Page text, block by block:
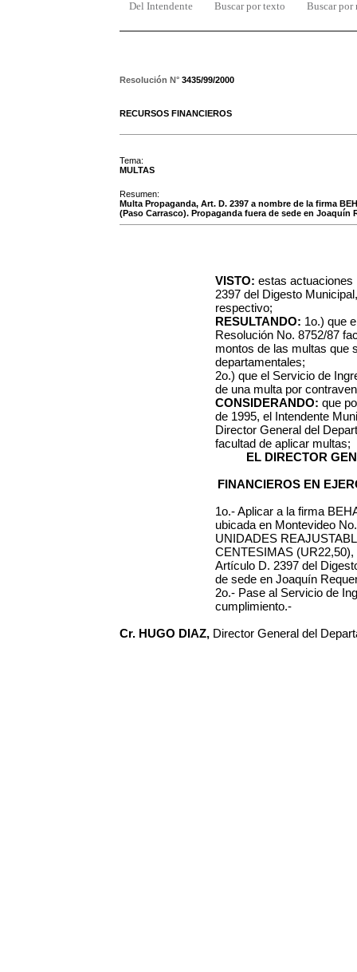
Del Intendente Buscar por texto Buscar por
Resolución N° 3435/99/2000
RECURSOS FINANCIEROS
Tema:
MULTAS
Resumen:
Multa Propaganda, Art. D. 2397 a nombre de la firma
(Paso Carrasco). Propaganda fuera de sede en Joaquín
VISTO: estas actuaciones
2397 del Digesto
respectivo;
RESULTANDO: 1o.) que
Resolución No. 8752/87
montos de las multas que
departamentales;
2o.) que el Servicio de
de una multa por
CONSIDERANDO: que
de 1995, el Intendente
Director General del
facultad de aplicar multas;
EL DIRECTOR
FINANCIEROS EN
1o.- Aplicar a la firma
ubicada en Montevideo
UNIDADES
CENTESIMAS (UR22,50),
Artículo D. 2397 del
de sede en Joaquín
2o.- Pase al Servicio de
cumplimiento.-
Cr. HUGO DIAZ, Director General del